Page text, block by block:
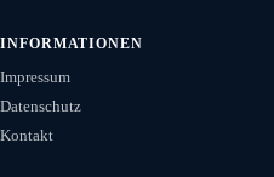
INFORMATIONEN
Impressum
Datenschutz
Kontakt